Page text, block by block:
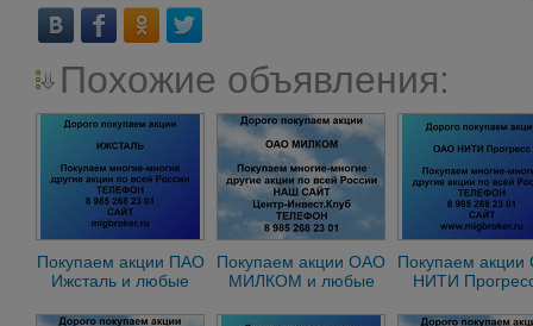
Похожие объявления:
Покупаем акции ПАО
Ижсталь и любые
России
Покупаем акции ОАО
МИЛКОМ и любые
России
Покупаем
НИТИ
по всей